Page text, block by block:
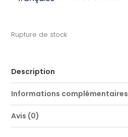
Rupture de stock
Description
Informations complémentaires
Avis (0)